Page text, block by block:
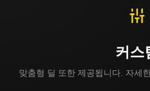
커스
맞춤형 딜 또한 제공됩니다. 자세